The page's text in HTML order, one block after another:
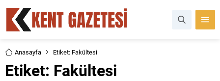
Anasayfa Etiket: Fakültesi
Etiket: Fakültesi